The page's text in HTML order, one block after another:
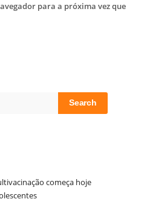
para a próxima vez que
começa hoje